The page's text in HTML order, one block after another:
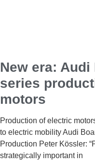
New era:
series
motors
Production of electric
to electric mobility Audi
Production Peter Kössler:
strategically important in